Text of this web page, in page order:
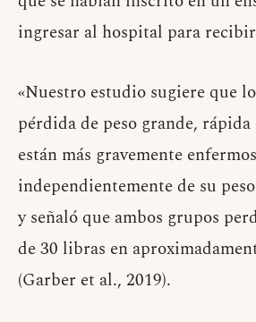
ingresar al hospital para
«Nuestro estudio sugiere que
pérdida de peso grande,
están más gravemente
independientemente de su
y señaló que ambos grupos
de 30 libras en
(Garber et al., 2019).